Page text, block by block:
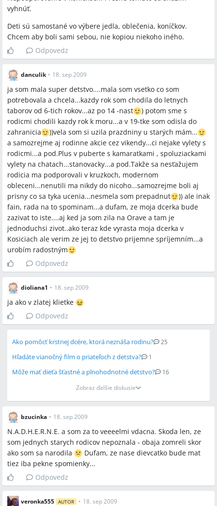
vyhnúť.
Deti sú samostané vo výbere jedla, oblečenia, koníčkov.
Chcem aby boli sami sebou, nie kopiou niekoho iného.
Odpovedz
danculik • 18. sep 2009
ja som mala super detstvo....mala som vsetko co som
potrebovala a chcela...kazdy rok som chodila do letnych
taborov od 6-tich rokov...az po 14 -nast
) potom sme s
rodicmi chodili kazdy rok k moru...a v 19-tke som odisla do
zahranicia
))vela som si uzila prazdniny u starých mám...
a samozrejme aj rodinne akcie cez vikendy...ci nejake vylety s
rodicmi...a pod.Plus v puberte s kamaratkami , spoluziackami
vylety na chatach...stanovacky...a pod.Takže sa nesťažujem
rodicia ma podporovali v kruzkoch, modernom
obleceni...nenutili ma nikdy do nicoho...samozrejme boli aj
prisny co sa tyka ucenia...nesmela som prepadnut
)) ale inak
fain, rada na to spominam...a dufam, ze moja dcerka bude
zazivat to iste....aj ked ja som zila na Orave a tam je
jednoduchsi zivot..ako teraz kde vyrasta moja dcerka v
Kosiciach ale verim ze jej to detstvo prijemne spríjemním...a
urobím radostným
Odpovedz
dioliana1 • 18. sep 2009
ja ako v zlatej klietke
Odpovedz
Ako pomôcť krstnej dcére, ktorá neznáša rodinu? 25
Hľadáte vianočný film o priateľoch z detstva? 1
Môže mať dieťa šťastné a plnohodnotné detstvo?
16
Zobraz ďalšie diskusie
bzucinka • 18. sep 2009
N.A.D.H.E.R.N.E. a som za to veeeelmi vdacna. Skoda len, ze
som jednych starych rodicov nepoznala - obaja zomreli skor
ako som sa narodila
Dufam, ze nase dievcatko bude mat
tiez iba pekne spomienky...
Odpovedz
veronka555 AUTOR • 18. sep 2009